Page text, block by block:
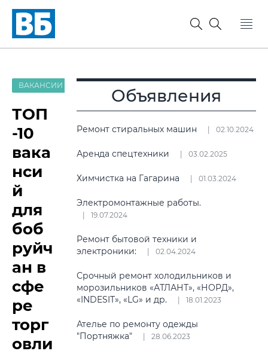
ВАКАНСИИ
ТОП
-10
вака
нси
й
для
боб
руйч
ан в
сфе
ре
торг
овли
Объявления
Ремонт стиральных машин 02.10.2024
Аренда спецтехники 03.02.2025
Химчистка на Гагарина 01.03.2024
Электромонтажные работы.
19.07.2024
Ремонт бытовой техники и
электроники:
02.04.2024
Срочный ремонт холодильников и
морозильников «АТЛАНТ», «НОРД»,
«INDESIT», «LG» и др.
18.01.2023
Ателье по ремонту одежды
"Портняжка"
28.06.2023